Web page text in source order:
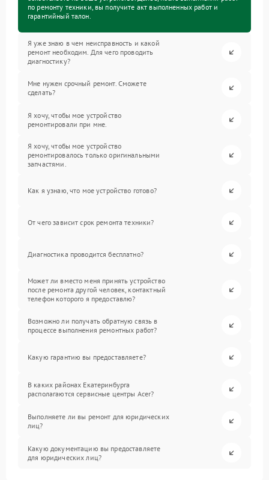
по ремонту техники, вы получите акт выполненных работ и
гарантийный талон.
Я уже знаю в чем неисправность и какой
ремонт необходим. Для чего проводить
диагностику?
Мне нужен срочный ремонт. Сможете
сделать?
Я хочу, чтобы мое устройство
ремонтировали при мне.
Я хочу, чтобы мое устройство
ремонтировалось только оригинальными
запчастями.
Как я узнаю, что мое устройство готово?
От чего зависит срок ремонта техники?
Диагностика проводится бесплатно?
Может ли вместо меня принять устройство
после ремонта другой человек, контактный
телефон которого я предоставлю?
Возможно ли получать обратную связь в
процессе выполнения ремонтных работ?
Какую гарантию вы предоставляете?
В каких районах Екатеринбурга
располагаются сервисные центры Acer?
Выполняете ли вы ремонт для юридических
лиц?
Какую документацию вы предоставляете
для юридических лиц?